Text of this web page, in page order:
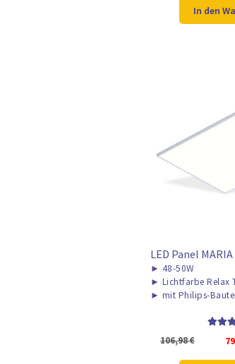
war:
In den
LED Panel
► 48-50W
► Lichtfarbe Relax
► mit Philips-
5.00
106,98€